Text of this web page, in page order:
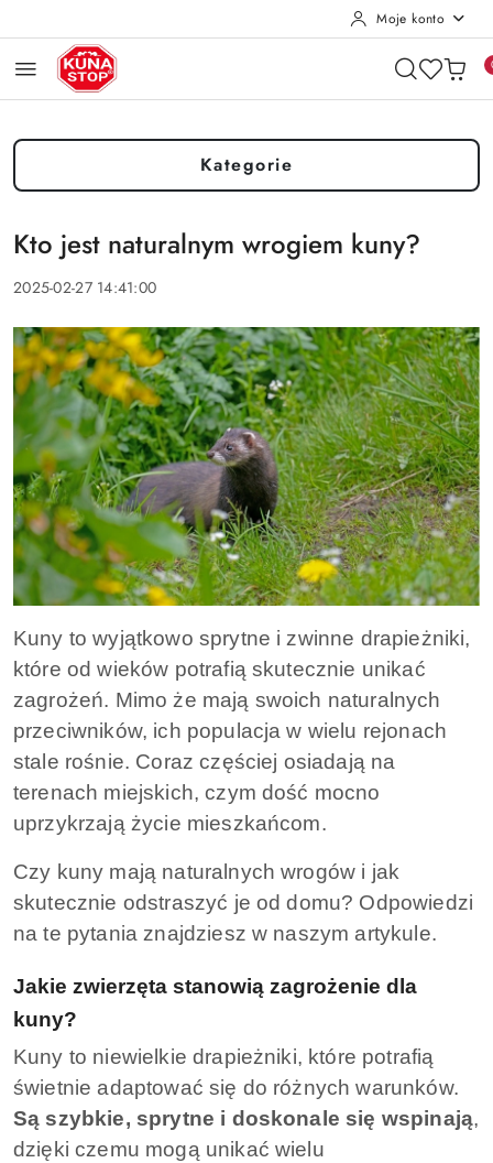
Moje konto
Kategorie
Kto jest naturalnym wrogiem kuny?
2025-02-27 14:41:00
Kuny to wyjątkowo sprytne i zwinne drapieżniki,
które od wieków potrafią skutecznie unikać
zagrożeń. Mimo że mają swoich naturalnych
przeciwników, ich populacja w wielu rejonach
stale rośnie. Coraz częściej osiadają na
terenach miejskich, czym dość mocno
uprzykrzają życie mieszkańcom.
Czy kuny mają naturalnych wrogów i jak
skutecznie odstraszyć je od domu? Odpowiedzi
na te pytania znajdziesz w naszym artykule.
Jakie zwierzęta stanowią zagrożenie dla
kuny?
Kuny to niewielkie drapieżniki, które potrafią
świetnie adaptować się do różnych warunków.
Są szybkie, sprytne i doskonale się wspinają,
dzięki czemu mogą unikać wielu